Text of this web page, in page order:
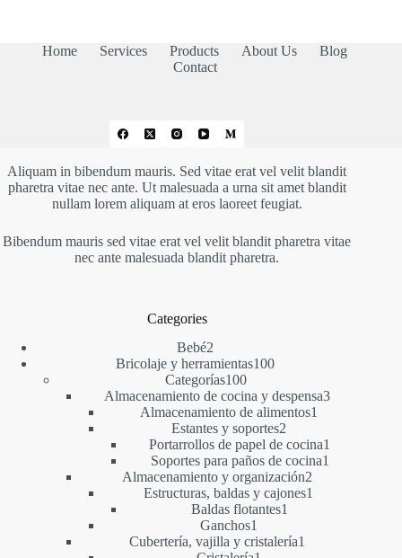
Home Services Products About Us
Blog
Contact
Aliquam in bibendum mauris. Sed vitae erat vel velit blandit
pharetra vitae nec ante. Ut malesuada a urna sit amet blandit
nullam lorem aliquam at eros laoreet feugiat.
Bibendum mauris sed vitae erat vel velit blandit pharetra vitae
nec ante malesuada blandit pharetra.
Categories
Bebé22
productos
Bricolaje y herramientas100100
Categorías100100
productos
Almacenamiento de cocina y despensa33
Almacenamiento de alimentos1
Estantes y soportes22
productos
Portarrollos de papel de cocina1
Soportes para paños de cocina1
Almacenamiento y organización2
Estructuras, baldas y cajones1
Baldas flotantes1
Ganchos1
producto
Cubertería, vajilla y cristalería1